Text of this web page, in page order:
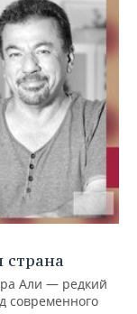
страна
Али — редкий
современного